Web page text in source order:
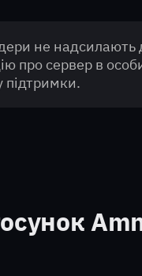
не
про сервер в
підтримки.